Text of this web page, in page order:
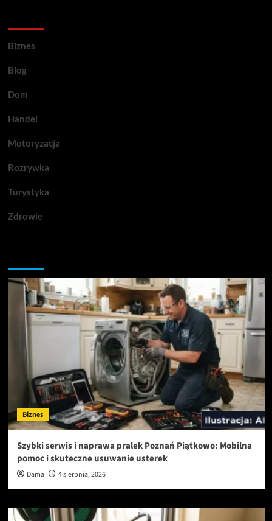
Biznes
Blog
Dom
Handel
Motoryzacja
Rozrywka
Turystyka
Zdrowie
Biznes
Szybki serwis i naprawa pralek Poznań Piątkowo: Mobilna
pomoc i skuteczne usuwanie usterek
Dama 4 sierpnia, 2026